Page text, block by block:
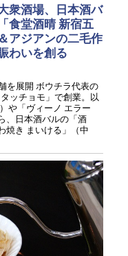
衆酒場、日本酒バ
食堂酒晴 新宿五
アジアンの二毛作
わいを創る
を展開 ボウチラ代表の
ッチョモ」で創業。以
や「ヴィーノ エラー
、日本酒バルの「酒
焼き まいける」（中